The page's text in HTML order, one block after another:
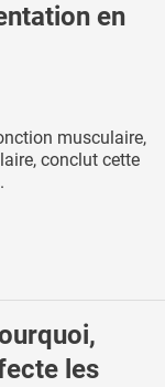
en
musculaire,
conclut cette
les